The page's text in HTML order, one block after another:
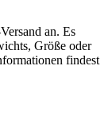
an. Es
Größe oder
findest